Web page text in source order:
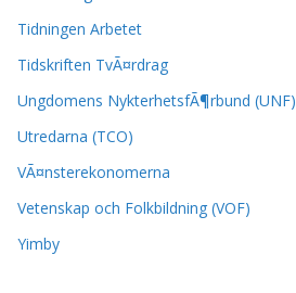
Tidningen Arbetet
Tidskriften TvÃ¤rdrag
Ungdomens NykterhetsfÃ¶rbund (UNF)
Utredarna (TCO)
VÃ¤nsterekonomerna
Vetenskap och Folkbildning (VOF)
Yimby